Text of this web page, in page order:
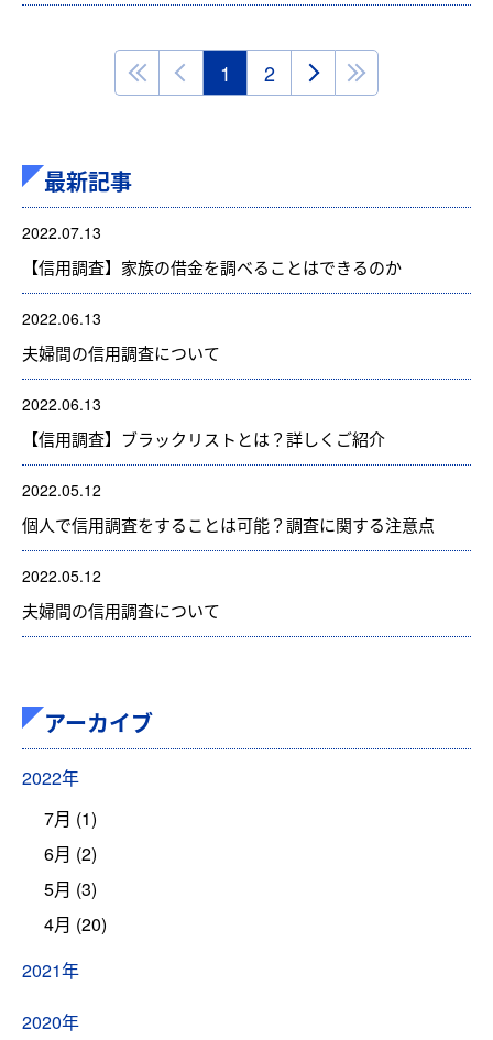
1 2
最新記事
2022.07.13
【信用調査】家族の借金を調べることはできるのか
2022.06.13
夫婦間の信用調査について
2022.06.13
【信用調査】ブラックリストとは？詳しくご紹介
2022.05.12
個人で信用調査をすることは可能？調査に関する注意点
2022.05.12
夫婦間の信用調査について
アーカイブ
2022年
7月 (1)
6月 (2)
5月 (3)
4月 (20)
2021年
2020年